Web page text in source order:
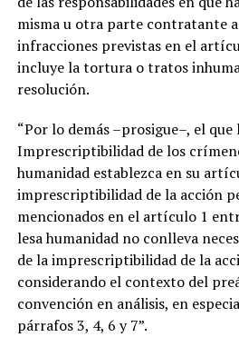
misma u otra parte contratante a
infracciones previstas en el
incluye la tortura o tratos
resolución.
“Por lo demás –prosigue–, el
Imprescriptibilidad de los
humanidad establezca en su
imprescriptibilidad de la acción
mencionados en el artículo 1
lesa humanidad no conlleva
de la imprescriptibilidad de la
considerando el contexto del
convención en análisis, en
párrafos 3, 4, 6 y 7”.